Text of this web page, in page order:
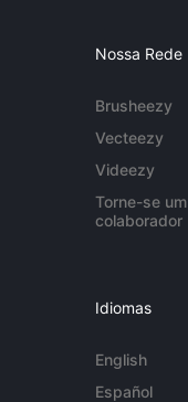
Nossa Rede
Brusheezy
Vecteezy
Videezy
Torne-se um
colaborador
Idiomas
English
Español